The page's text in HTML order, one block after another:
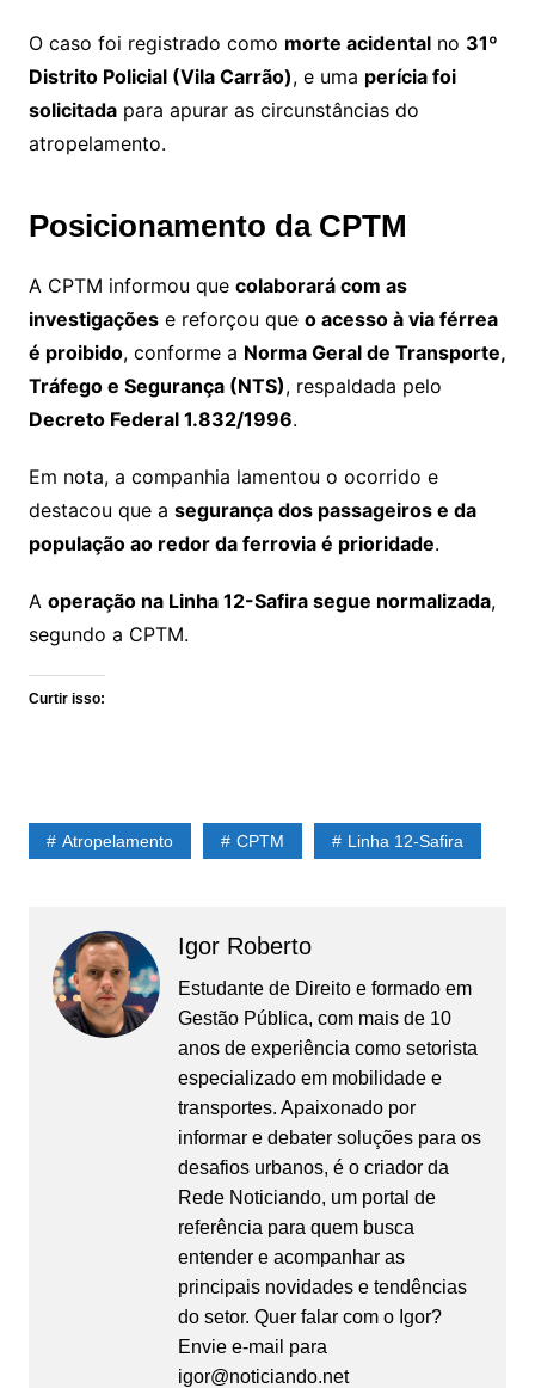
O caso foi registrado como morte acidentalno 31º
Distrito Policial (Vila Carrão), e uma perícia foi
solicitadapara apurar as circunstâncias do
atropelamento.
Posicionamento da CPTM
A CPTM informou que colaborará com as
investigaçõese reforçou que o acesso à via férrea
é proibido, conforme a Norma Geral de Transporte,
Tráfego e Segurança (NTS), respaldada pelo
Decreto Federal 1.832/1996.
Em nota, a companhia lamentou o ocorrido e
destacou que a segurança dos passageiros e da
população ao redor da ferrovia é prioridade.
A operação na Linha 12-Safira segue normalizada,
segundo a CPTM.
Curtir isso:
Atropelamento CPTM Linha 12-Safira
Igor Roberto
Estudante de Direito e formado em
Gestão Pública, com mais de 10
anos de experiência como setorista
especializado em mobilidade e
transportes. Apaixonado por
informar e debater soluções para os
desafios urbanos, é o criador da
Rede Noticiando, um portal de
referência para quem busca
entender e acompanhar as
principais novidades e tendências
do setor. Quer falar com o Igor?
Envie e-mail para
igor@noticiando.net